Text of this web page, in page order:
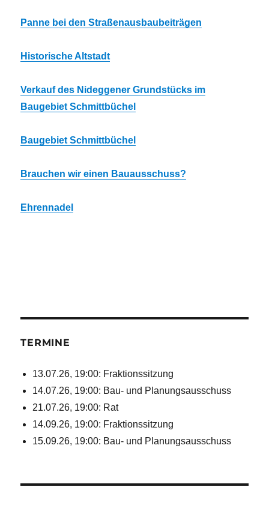
Panne bei den Straßenausbaubeiträgen
Historische Altstadt
Verkauf des Nideggener Grundstücks im
Baugebiet Schmittbüchel
Baugebiet Schmittbüchel
Brauchen wir einen Bauausschuss?
Ehrennadel
TERMINE
13.07.26, 19:00: Fraktionssitzung
14.07.26, 19:00: Bau- und Planungsausschuss
21.07.26, 19:00: Rat
14.09.26, 19:00: Fraktionssitzung
15.09.26, 19:00: Bau- und Planungsausschuss